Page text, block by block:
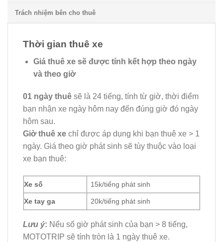
Trách nhiệm bên cho thuê
Thời gian thuê xe
Giá thuê xe sẽ được tính kết hợp theo ngày
và theo giờ
01 ngày thuê sẽ là 24 tiếng, tính từ giờ, thời điểm
bạn nhận xe ngày hôm nay đến đúng giờ đó ngày
hôm sau.
Giờ thuê xe chỉ được áp dụng khi bạn thuê xe > 1
ngày. Giá theo giờ phát sinh sẽ tùy thuộc vào loại
xe bạn thuê:
Xe số 15k/tiếng phát sinh
Xe tay ga 20k/tiếng phát sinh
Lưu ý: Nếu số giờ phát sinh của bạn > 8 tiếng,
MOTOTRIP sẽ tính tròn là 1 ngày thuê xe.